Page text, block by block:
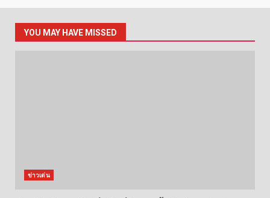
pagination
YOU MAY HAVE MISSED
ข่าวเด่น